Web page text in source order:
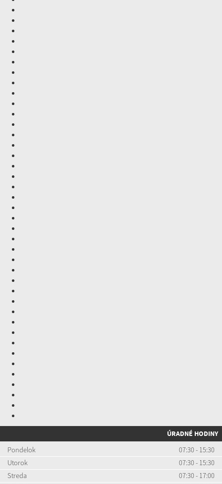
ÚRADNÉ HODINY
Pondelok
07:30 - 15:30
Utorok
07:30 - 15:30
Streda
07:30 - 17:00